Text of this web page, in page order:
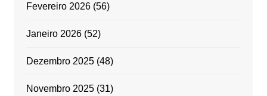
Fevereiro 2026(56)
Janeiro 2026(52)
Dezembro 2025(48)
Novembro 2025(31)